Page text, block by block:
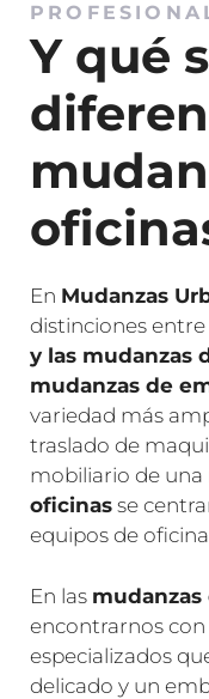
Y qué
En Mudanzas
distinciones entre
y las mudanzas
mudanzas de
variedad más
traslado de
mobiliario de una
oficinas se
equipos de
En las mudanzas
encontrarnos
especializados
delicado y un